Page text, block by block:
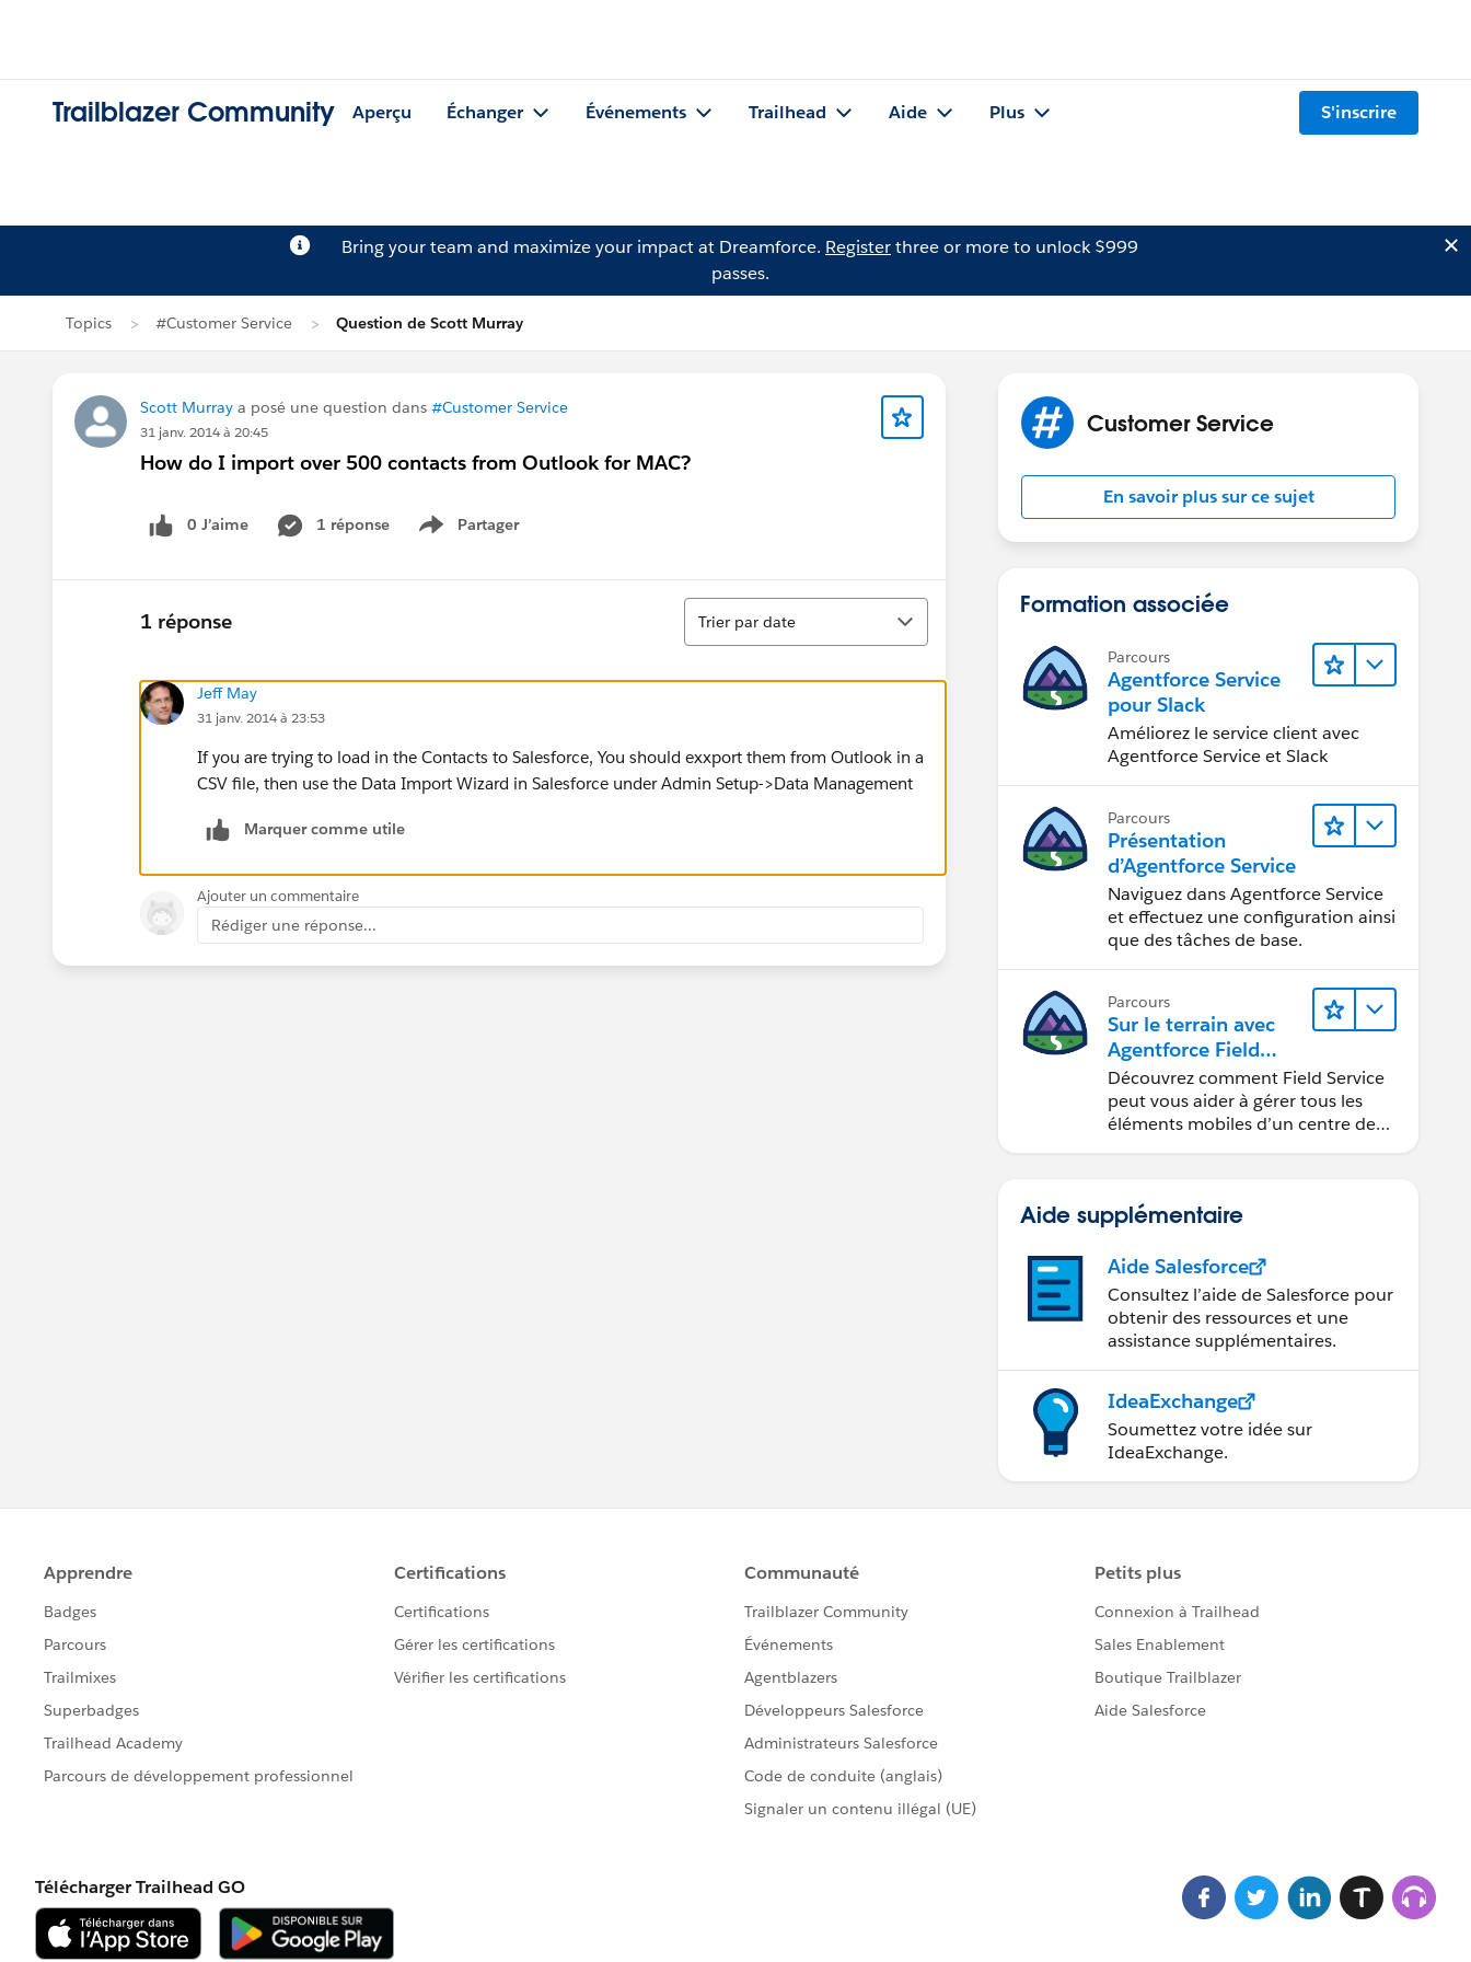
Trailblazer Community Aperçu Échanger Événements Trailhead Aide Plus S'inscrire
Bring your team and maximize your impact at Dreamforce. Registerthree or more to unlock $999
passes.
Topics #Customer Service Question de Scott Murray
Scott Murray a posé une question dans #Customer Service
31 janv. 2014 à 20:45
How do I import over 500 contacts from Outlook for MAC?
0 J’aime 1 réponse Partager
Show menu
1 réponse
Tri
Trier par date
Jeff May
31 janv. 2014 à 23:53
If you are trying to load in the Contacts to Salesforce, You should exxport them from Outlook in a
CSV file, then use the Data Import Wizard in Salesforce under Admin Setup->Data Management
Marquer comme utile
Ajouter un commentaire
Rédiger une réponse...
Customer Service
En savoir plus sur ce sujet
Formation associée
Parcours
Agentforce Service
pour Slack
Améliorez le service client avec
Agentforce Service et Slack
Parcours
Présentation
d’Agentforce Service
Naviguez dans Agentforce Service
et effectuez une configuration ainsi
que des tâches de base.
Parcours
Sur le terrain avec
Agentforce Field
Service
Découvrez comment Field Service
peut vous aider à gérer tous les
éléments mobiles d’un centre de
Aide supplémentaire
Aide Salesforce
Consultez l’aide de Salesforce pour
obtenir des ressources et une
assistance supplémentaires.
IdeaExchange
Soumettez votre idée sur
IdeaExchange.